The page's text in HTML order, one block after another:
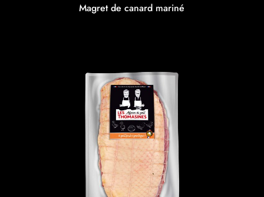
Magret de canard mariné